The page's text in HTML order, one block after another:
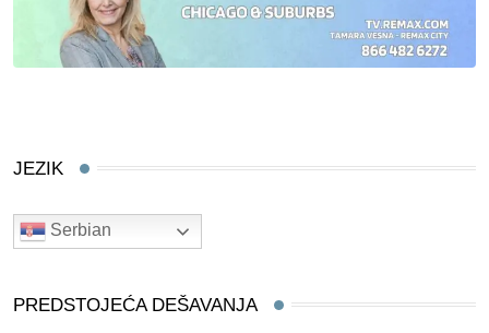
JEZIK
Serbian
PREDSTOJEĆA DEŠAVANJA